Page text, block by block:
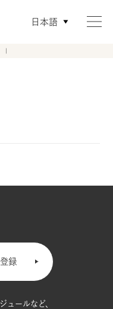
日本語
録
ュールなど、